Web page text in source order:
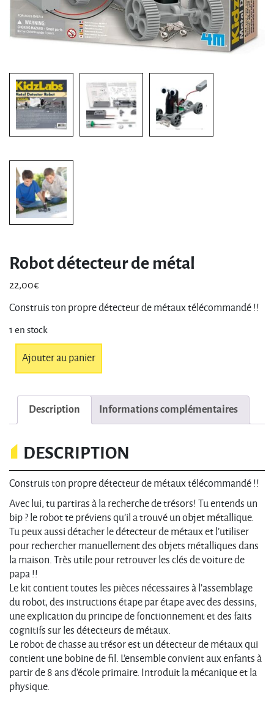
Robot détecteur de métal
22,00€
Construis ton propre détecteur de métaux télécommandé !!
1 en stock
détecteur
Ajouter au panier
Description Informations complémentaires
DESCRIPTION
Construis ton propre détecteur de métaux télécommandé !!
Avec lui, tu partiras à la recherche de trésors! Tu entends un
bip ? le robot te préviens qu’il a trouvé un objet métallique.
Tu peux aussi détacher le détecteur de métaux et l’utiliser
pour rechercher manuellement des objets métalliques dans
la maison. Très utile pour retrouver les clés de voiture de
papa !!
Le kit contient toutes les pièces nécessaires à l’assemblage
du robot, des instructions étape par étape avec des dessins,
une explication du principe de fonctionnement et des faits
cognitifs sur les détecteurs de métaux.
Le robot de chasse au trésor est un détecteur de métaux qui
contient une bobine de fil. L’ensemble convient aux enfants à
partir de 8 ans d’école primaire. Introduit la mécanique et la
physique.